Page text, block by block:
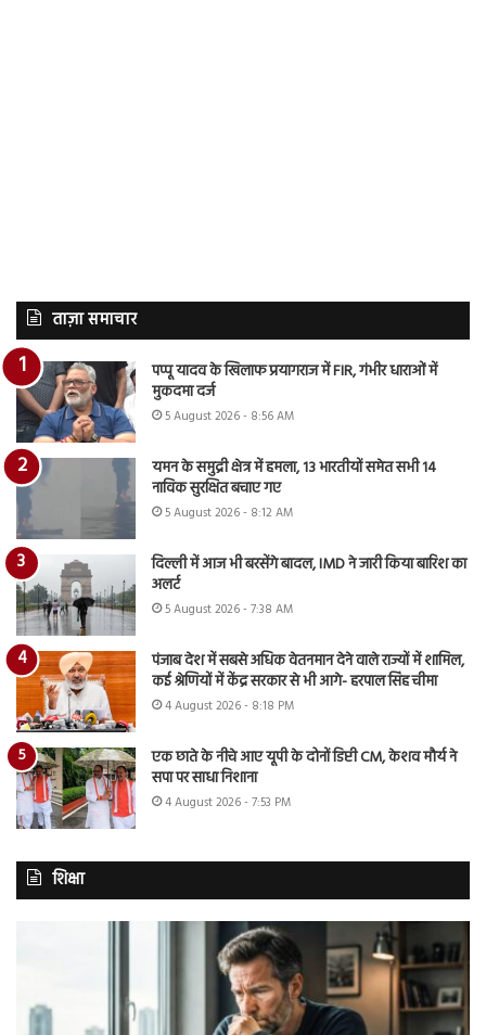
ताज़ा समाचार
पप्पू यादव के खिलाफ प्रयागराज में FIR, गंभीर धाराओं में
मुकदमा दर्ज
5 August 2026 - 8:56 AM
यमन के समुद्री क्षेत्र में हमला, 13 भारतीयों समेत सभी 14
नाविक सुरक्षित बचाए गए
5 August 2026 - 8:12 AM
दिल्ली में आज भी बरसेंगे बादल, IMD ने जारी किया बारिश का
अलर्ट
5 August 2026 - 7:38 AM
पंजाब देश में सबसे अधिक वेतनमान देने वाले राज्यों में शामिल,
कई श्रेणियों में केंद्र सरकार से भी आगे- हरपाल सिंह चीमा
4 August 2026 - 8:18 PM
एक छाते के नीचे आए यूपी के दोनों डिप्टी CM, केशव मौर्य ने
सपा पर साधा निशाना
4 August 2026 - 7:53 PM
शिक्षा